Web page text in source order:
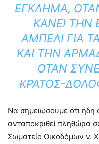
ΈΓΚΛΗΜΑ,
ΚΆΝΕΙ ΤΗΝ
ΑΜΠΈΛΙ ΓΙΑ
ΚΑΙ ΤΗΝ
ΌΤΑΝ
ΚΡΆΤΟΣ-
Να σημειώσουμε ότι ήδη
ανταποκριθεί πληθώρα
Σωματείο Οικοδόμων ν.